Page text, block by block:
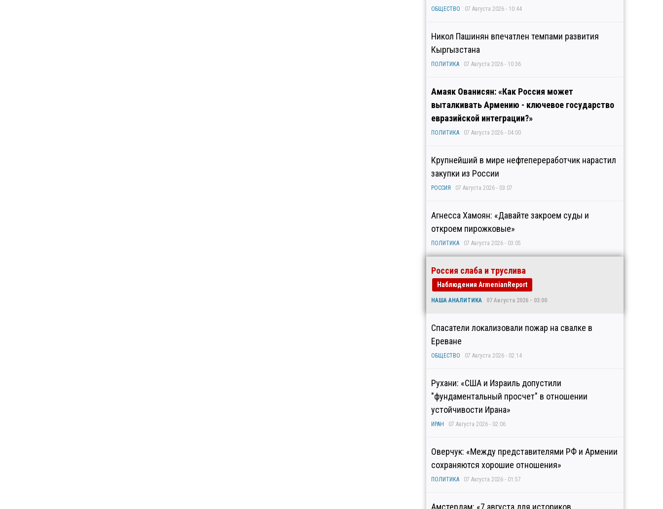
ОБЩЕСТВО 07 Августа 2026 - 10:44
Никол Пашинян впечатлен темпами развития
Кыргызстана
ПОЛИТИКА 07 Августа 2026 - 10:36
Амаяк Ованисян: «Как Россия может
выталкивать Армению - ключевое государство
евразийской интеграции?»
ПОЛИТИКА 07 Августа 2026 - 04:00
Крупнейший в мире нефтепереработчик нарастил
закупки из России
РОССИЯ 07 Августа 2026 - 03:07
Агнесса Хамоян: «Давайте закроем суды и
откроем пирожковые»
ПОЛИТИКА 07 Августа 2026 - 03:05
Россия слаба и труслива
Наблюдения ArmenianReport
НАША АНАЛИТИКА 07 Августа 2026 - 03:00
Спасатели локализовали пожар на свалке в
Ереване
ОБЩЕСТВО 07 Августа 2026 - 02:14
Рухани: «США и Израиль допустили
"фундаментальный просчет" в отношении
устойчивости Ирана»
ИРАН 07 Августа 2026 - 02:06
Оверчук: «Между представителями РФ и Армении
сохраняются хорошие отношения»
ПОЛИТИКА 07 Августа 2026 - 01:57
Амстердам: «7 августа для историков,